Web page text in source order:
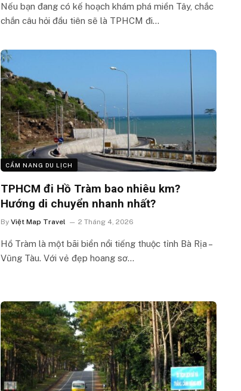
Nếu bạn đang có kế hoạch khám phá miền Tây, chắc
chắn câu hỏi đầu tiên sẽ là TPHCM đi…
CẨM NANG DU LỊCH
TPHCM đi Hồ Tràm bao nhiêu km?
Hướng di chuyển nhanh nhất?
By Việt Map Travel 2 Tháng 4, 2026
Hồ Tràm là một bãi biển nổi tiếng thuộc tỉnh Bà Rịa –
Vũng Tàu. Với vẻ đẹp hoang sơ…